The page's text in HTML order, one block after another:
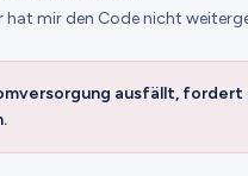
hat mir den Code nicht
ausfällt, fordert